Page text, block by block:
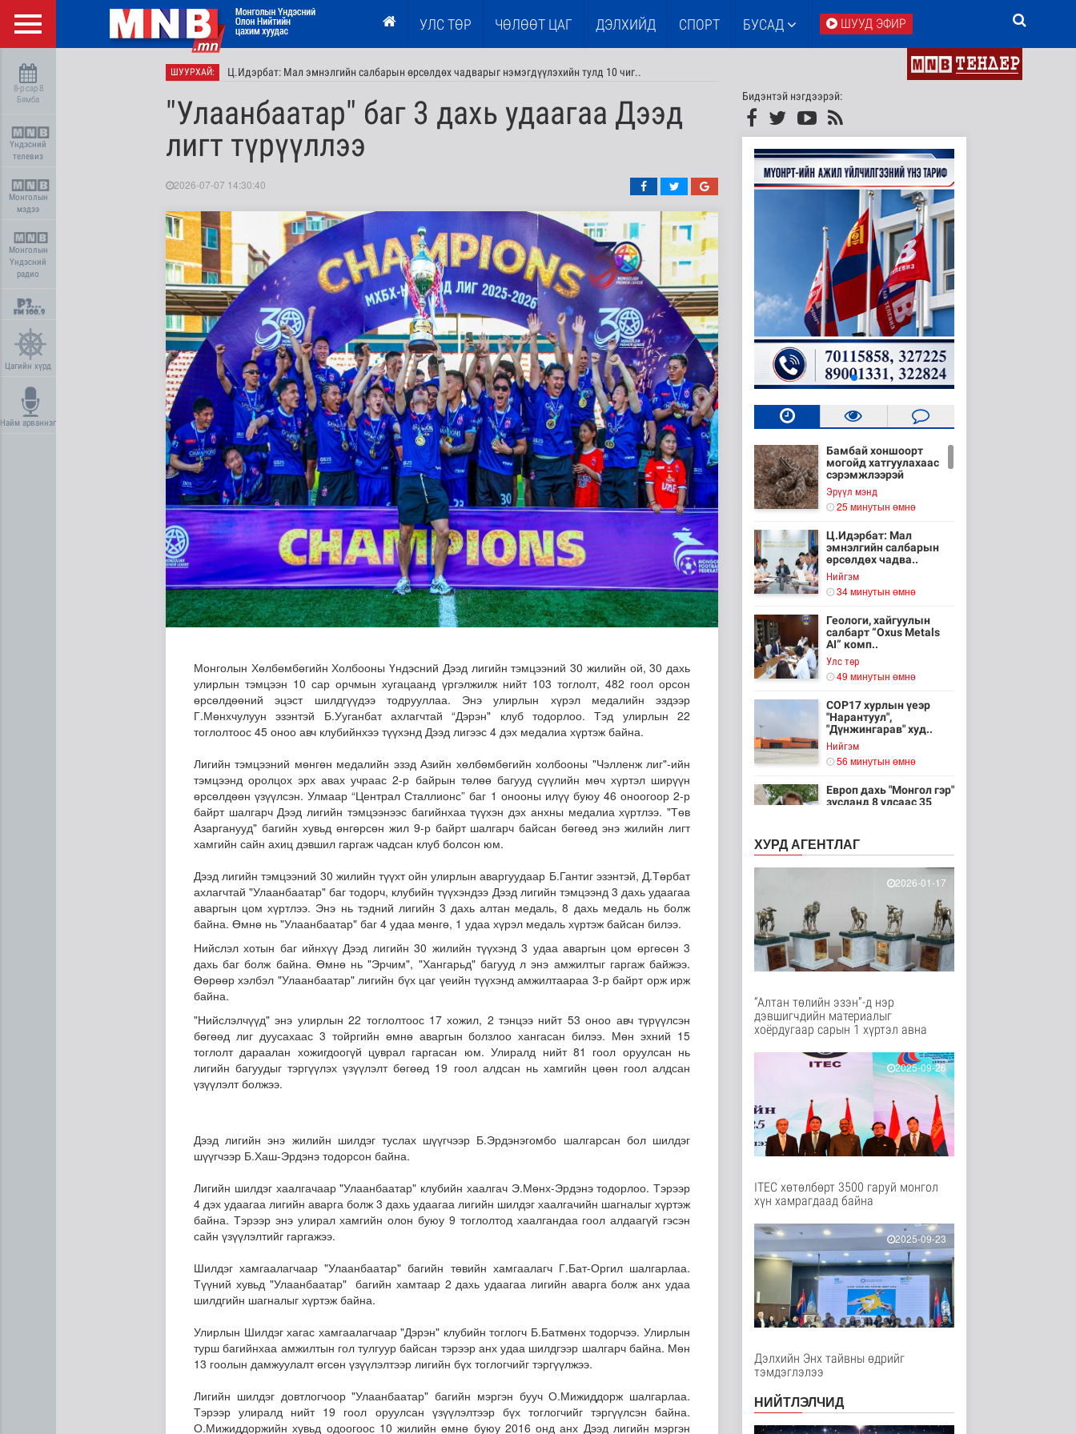
УЛС ТӨР ЧӨЛӨӨТ ЦАГ ДЭЛХИЙД СПОРТ БУСАД ШУУД ЭФИР
8-р сар 8
Бямба
Үндэсний
телевиз
Монголын
мэдээ
Монголын
Үндэсний
радио
Цагийн хүрд
Найм арваннэг
ШУУРХАЙ: Ц.Идэрбат: Мал эмнэлгийн салбарын өрсөлдөх чадварыг нэмэгдүүлэхийн тулд 10 чиг..
Геологи, хайгуулын салбарт “Oxus Metals AI” компани Монгол Улстай хамтран ажил..
COP17 хурлын үеэр "Нарантуул", "Дүнжингарав" худалдааны төвийн авто зогсоолыг ..
Европ дахь "Монгол гэр" зусланд 8 улсаас 35 хүүхэд амрахаар иржээ
"Улаанбаатар" баг 3 дахь удаагаа Дээд
лигт түрүүллээ
2026-07-07 14:30:40
Монголын Хөлбөмбөгийн Холбооны Үндэсний Дээд лигийн тэмцээний 30 жилийн ой, 30 дахь
улирлын тэмцээн 10 сар орчмын хугацаанд үргэлжилж нийт 103 тоглолт, 482 гоол орсон
өрсөлдөөний эцэст шилдгүүдээ тодрууллаа. Энэ улирлын хүрэл медалийн эздээр
Г.Мөнхчулуун эзэнтэй Б.Ууганбат ахлагчтай “Дэрэн" клуб тодорлоо. Тэд улирлын 22
тоглолтоос 45 оноо авч клубийнхээ түүхэнд Дээд лигээс 4 дэх медалиа хүртэж байна.
Лигийн тэмцээний мөнгөн медалийн эзэд Азийн хөлбөмбөгийн холбооны "Чэлленж лиг"-ийн
тэмцээнд оролцох эрх авах учраас 2-р байрын төлөө багууд сүүлийн мөч хүртэл ширүүн
өрсөлдөөн үзүүлсэн. Улмаар “Централ Сталлионс” баг 1 онооны илүү буюу 46 оноогоор 2-р
байрт шалгарч Дээд лигийн тэмцээнээс багийнхаа түүхэн дэх анхны медалиа хүртлээ. "Төв
Азарганууд" багийн хувьд өнгөрсөн жил 9-р байрт шалгарч байсан бөгөөд энэ жилийн лигт
хамгийн сайн ахиц дэвшил гаргаж чадсан клуб болсон юм.
Дээд лигийн тэмцээний 30 жилийн түүхт ойн улирлын аваргуудаар Б.Гантиг эзэнтэй, Д.Төрбат
ахлагчтай "Улаанбаатар" баг тодорч, клубийн түүхэндээ Дээд лигийн тэмцээнд 3 дахь удаагаа
аваргын цом хүртлээ. Энэ нь тэдний лигийн 3 дахь алтан медаль, 8 дахь медаль нь болж
байна. Өмнө нь "Улаанбаатар" баг 4 удаа мөнгө, 1 удаа хүрэл медаль хүртэж байсан билээ.
Нийслэл хотын баг ийнхүү Дээд лигийн 30 жилийн түүхэнд 3 удаа аваргын цом өргөсөн 3
дахь баг болж байна. Өмнө нь "Эрчим", "Хангарьд" багууд л энэ амжилтыг гаргаж байжээ.
Өөрөөр хэлбэл "Улаанбаатар" лигийн бүх цаг үеийн түүхэнд амжилтаараа 3-р байрт орж ирж
байна.
"Нийслэлчүүд" энэ улирлын 22 тоглолтоос 17 хожил, 2 тэнцээ нийт 53 оноо авч түрүүлсэн
бөгөөд лиг дуусахаас 3 тойргийн өмнө аваргын болзлоо хангасан билээ. Мөн эхний 15
тоглолт дараалан хожигдоогүй цуврал гаргасан юм. Улиралд нийт 81 гоол оруулсан нь
лигийн багуудыг тэргүүлэх үзүүлэлт бөгөөд 19 гоол алдсан нь хамгийн цөөн гоол алдсан
үзүүлэлт болжээ.
Дээд лигийн энэ жилийн шилдэг туслах шүүгчээр Б.Эрдэнэгомбо шалгарсан бол шилдэг
шүүгчээр Б.Хаш-Эрдэнэ тодорсон байна.
Лигийн шилдэг хаалгачаар "Улаанбаатар" клубийн хаалгач Э.Мөнх-Эрдэнэ тодорлоо. Тэрээр
4 дэх удаагаа лигийн аварга болж 3 дахь удаагаа лигийн шилдэг хаалгачийн шагналыг хүртэж
байна. Тэрээр энэ улирал хамгийн олон буюу 9 тоглолтод хаалгандаа гоол алдаагүй гэсэн
сайн үзүүлэлтийг гаргажээ.
Шилдэг хамгаалагчаар "Улаанбаатар" багийн төвийн хамгаалагч Г.Бат-Оргил шалгарлаа.
Түүний хувьд "Улаанбаатар" багийн хамтаар 2 дахь удаагаа лигийн аварга болж анх удаа
шилдгийн шагналыг хүртэж байна.
Улирлын Шилдэг хагас хамгаалагчаар "Дэрэн" клубийн тоглогч Б.Батмөнх тодорчээ. Улирлын
турш багийнхаа амжилтын гол тулгуур байсан тэрээр анх удаа шилдгээр шалгарч байна. Мөн
13 гоолын дамжуулалт өгсөн үзүүлэлтээр лигийн бүх тоглогчийг тэргүүлжээ.
Лигийн шилдэг довтлогчоор "Улаанбаатар" багийн мэргэн бууч О.Мижиддорж шалгарлаа.
Тэрээр улиралд нийт 19 гоол оруулсан үзүүлэлтээр бүх тоглогчийг тэргүүлсэн байна.
О.Мижиддоржийн хувьд одоогоос 10 жилийн өмнө буюу 2016 онд анх Дээд лигийн мэргэн
Бидэнтэй нэгдээрэй:
Бамбай хоншоорт
могойд хатгуулахаас
сэрэмжлээрэй
Эрүүл мэнд
25 минутын өмнө
Ц.Идэрбат: Мал
эмнэлгийн салбарын
өрсөлдөх чадва..
Нийгэм
34 минутын өмнө
Геологи, хайгуулын
салбарт “Oxus Metals
AI” комп..
Улс төр
49 минутын өмнө
COP17 хурлын үеэр
"Нарантуул",
"Дүнжингарав" худ..
Нийгэм
56 минутын өмнө
Европ дахь "Монгол гэр"
зусланд 8 улсаас 35
1 цаг 5 минутын өмнө
Унгар Улс эрчим хүчээ
хэмнэх зорилгоор
Дэлхийд
1 цаг 19 минутын өмнө
Явуулын төрийн
үйлчилгээгээр иргэд
Нийгэм
1 цаг 24 минутын өмнө
баатарлаг тууль" эрдэм
шин..
2 цаг 35 минутын өмнө
МҮОНРТ-ийн Үндэсний
зөвлөлийн даргаар
Н.Монсор д..
2 цаг 39 минутын өмнө
бүтээгдэхүүнд 15
хувийн тариф но..
Дэлхийд
2 цаг 44 минутын өмнө
Торгоны замын цуваа
6000 гаруй километр
зам туул..
2 цаг 48 минутын өмнө
шаардлагатай
“Турбингенерат..
Улс төр
ХУРД АГЕНТЛАГ
2026-01-17
“Алтан төлийн эзэн”-д нэр
дэвшигчдийн материалыг
хоёрдугаар сарын 1 хүртэл авна
2025-09-26
ITEC хөтөлбөрт 3500 гаруй монгол
хүн хамрагдаад байна
2025-09-23
Дэлхийн Энх тайвны өдрийг
тэмдэглэлээ
НИЙТЛЭЛЧИД